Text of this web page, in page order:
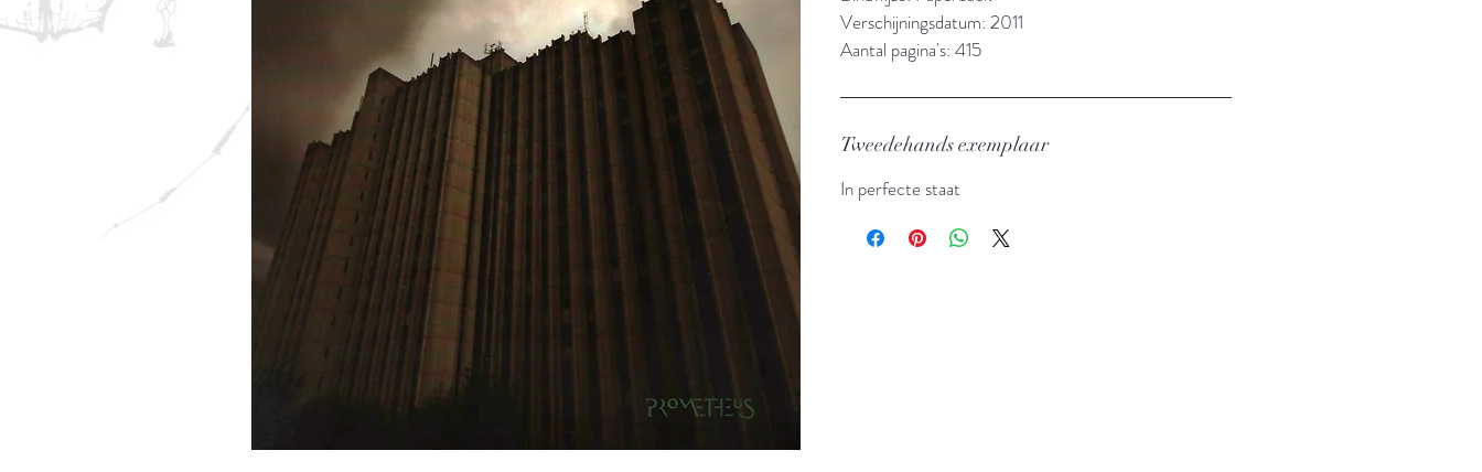
Verschijningsdatum: 2011
Aantal pagina's: 415
Tweedehands exemplaar
In perfecte staat